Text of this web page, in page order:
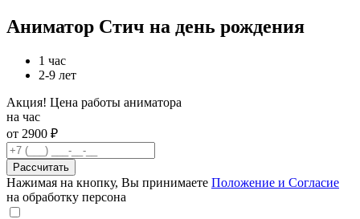
Аниматор Стич на день рождения
1 час
2-9 лет
Акция! Цена работы аниматора
на час
от 2900 ₽
Рассчитать
Нажимая на кнопку, Вы принимаете Положение и Согласие
на обработку персона